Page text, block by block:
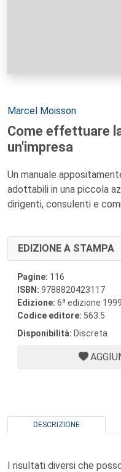
Autori:
Marcel Moisson
Come effettuare
un'impresa
Un manuale
adottabili in una piccola
dirigenti, consulenti e
EDIZIONE A STAMPA
Pagine: 116
ISBN: 9788820423117
Edizione: 6a edizione 1999
Codice editore: 563.5
Disponibilità: Discreta
DESCRIZIONE
I risultati diversi che